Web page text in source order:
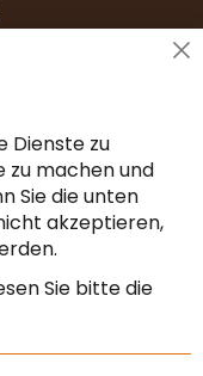
Dienste zu
zu machen und
Sie die unten
akzeptieren,
Sie bitte die